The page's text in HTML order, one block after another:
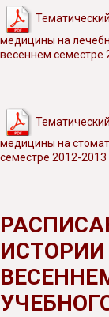
медицины на
весеннем семестре
медицины на
семестре 2012-2013